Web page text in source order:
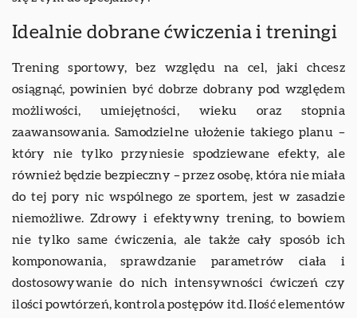
Idealnie dobrane ćwiczenia i treningi
Trening sportowy, bez względu na cel, jaki chcesz
osiągnąć, powinien być dobrze dobrany pod względem
możliwości, umiejętności, wieku oraz stopnia
zaawansowania. Samodzielne ułożenie takiego planu –
który nie tylko przyniesie spodziewane efekty, ale
również będzie bezpieczny – przez osobę, która nie miała
do tej pory nic wspólnego ze sportem, jest w zasadzie
niemożliwe. Zdrowy i efektywny trening, to bowiem
nie tylko same ćwiczenia, ale także cały sposób ich
komponowania, sprawdzanie parametrów ciała i
dostosowywanie do nich intensywności ćwiczeń czy
ilości powtórzeń, kontrola postępów itd. Ilość elementów